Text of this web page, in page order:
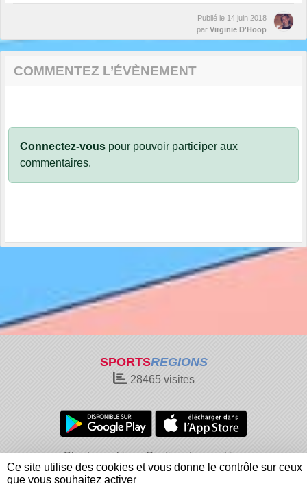
Publié le 14 juin 2018
par Virginie D'Hoop
COMMENTEZ L’ÉVÈNEMENT
Connectez-vous pour pouvoir participer aux
commentaires.
SPORTSREGIONS
28465visites
Charte cookies
Gestion des cookies
Informations légales
Signaler un contenu inapproprié
Ce site utilise des cookies et vous donne le contrôle sur ceux
que vous souhaitez activer